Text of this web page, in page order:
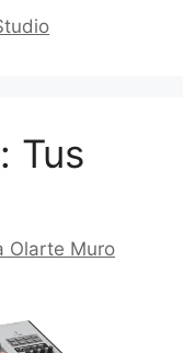
Tus
Olarte Muro